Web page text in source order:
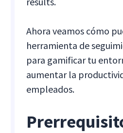
Ahora veamos cómo
herramienta de
para gamificar tu
aumentar la
empleados.